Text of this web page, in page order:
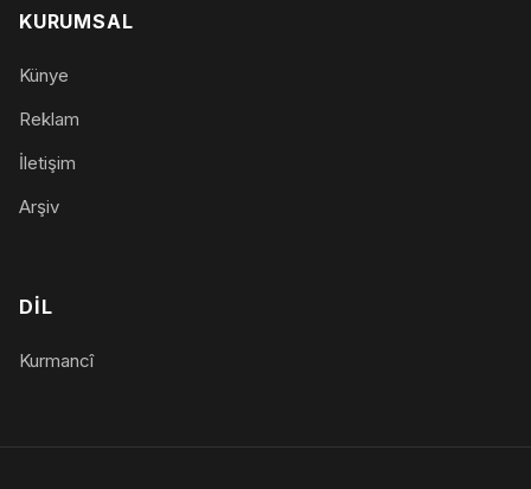
KURUMSAL
Künye
Reklam
İletişim
Arşiv
DIL
Kurmancî